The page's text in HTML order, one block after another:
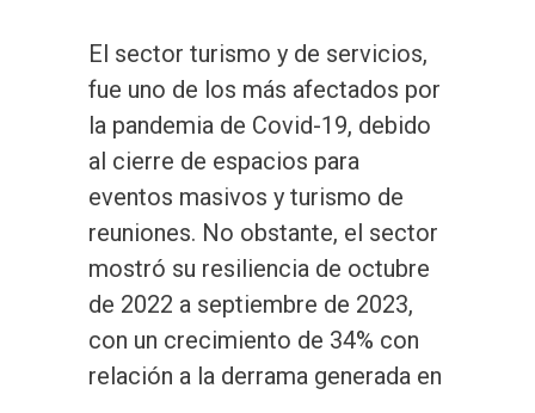
El sector turismo y de servicios,
fue uno de los más afectados por
la pandemia de Covid-19, debido
al cierre de espacios para
eventos masivos y turismo de
reuniones. No obstante, el sector
mostró su resiliencia de octubre
de 2022 a septiembre de 2023,
con un crecimiento de 34% con
relación a la derrama generada en